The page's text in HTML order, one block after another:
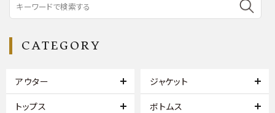
CATEGORY
アウター ジャケット
トップス ボトムス